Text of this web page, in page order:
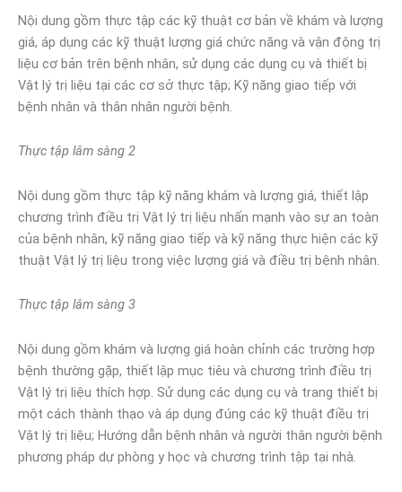
Nội dung gồm thực tập các kỹ thuật cơ bản về khám và lượng
giá, áp dụng các kỹ thuật lượng giá chức năng và vận động trị
liệu cơ bản trên bệnh nhân, sử dụng các dụng cụ và thiết bị
Vật lý trị liệu tại các cơ sở thực tập; Kỹ năng giao tiếp với
bệnh nhân và thân nhân người bệnh.
Thực tập lâm sàng 2
Nội dung gồm thực tập kỹ năng khám và lượng giá, thiết lập
chương trình điều trị Vật lý trị liệu nhấn mạnh vào sự an toàn
của bệnh nhân, kỹ năng giao tiếp và kỹ năng thực hiện các kỹ
thuật Vật lý trị liệu trong việc lượng giá và điều trị bệnh nhân.
Thực tập lâm sàng 3
Nội dung gồm khám và lượng giá hoàn chỉnh các trường hợp
bệnh thường gặp, thiết lập mục tiêu và chương trình điều trị
Vật lý trị liệu thích hợp. Sử dụng các dụng cụ và trang thiết bị
một cách thành thạo và áp dụng đúng các kỹ thuật điều trị
Vật lý trị liệu; Hướng dẫn bệnh nhân và người thân người bệnh
phương pháp dự phòng y học và chương trình tập tại nhà.